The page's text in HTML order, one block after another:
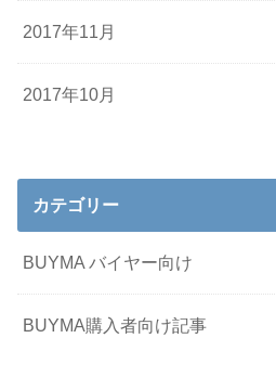
2017年11月
2017年10月
カテゴリー
BUYMA バイヤー向け
BUYMA購入者向け記事